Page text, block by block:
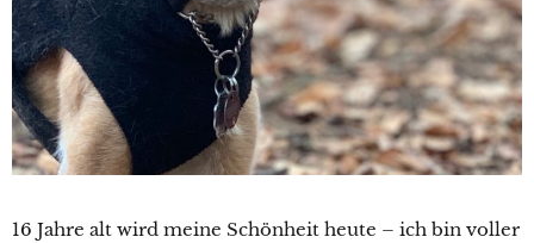
16 Jahre alt wird meine Schönheit heute – ich bin voller